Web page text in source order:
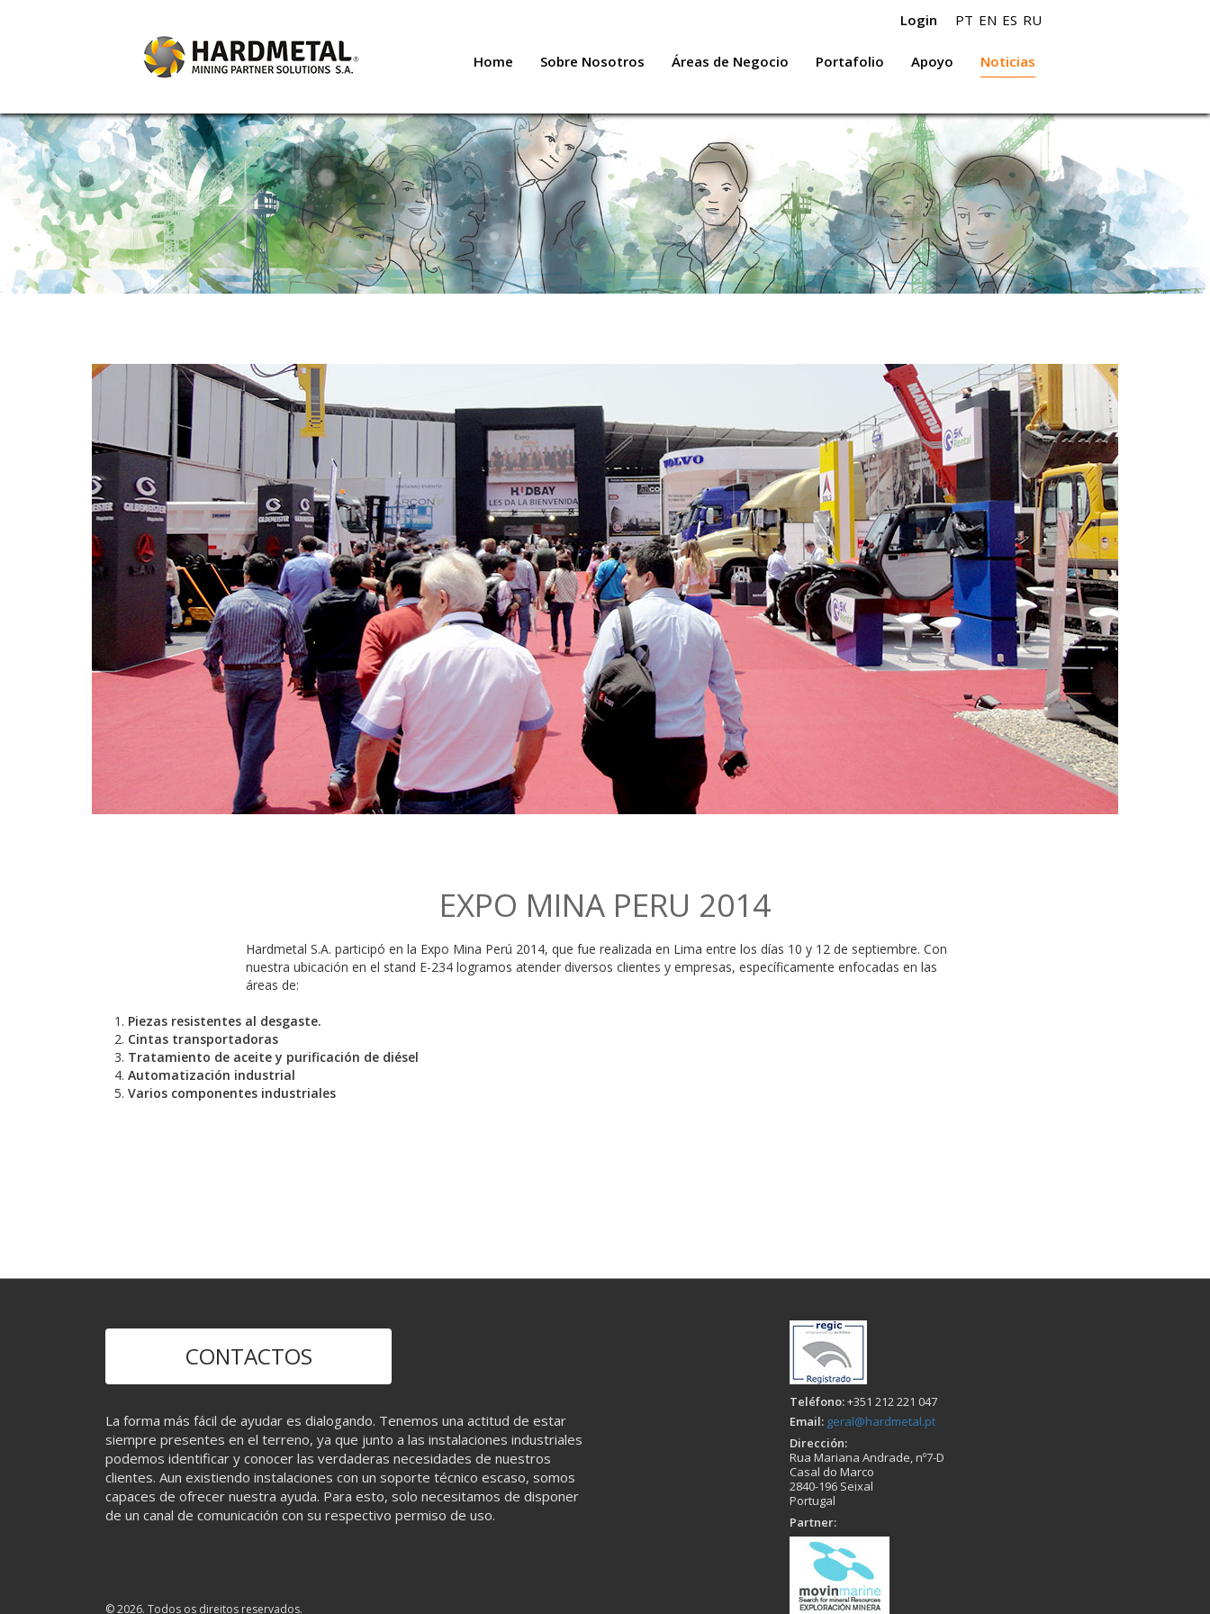
Home Sobre Nosotros Áreas de Negocio Portafolio Apoyo Noticias
Login PT EN ES RU
EXPO MINA PERU 2014
Hardmetal S.A. participó en la Expo Mina Perú 2014, que fue realizada en Lima entre los días 10 y 12 de septiembre. Con
nuestra ubicación en el stand E-234 logramos atender diversos clientes y empresas, específicamente enfocadas en las
áreas de:
Piezas resistentes al desgaste.
Cintas transportadoras
Tratamiento de aceite y purificación de diésel
Automatización industrial
Varios componentes industriales
CONTACTOS
La forma más fácil de ayudar es dialogando. Tenemos una actitud de estar
siempre presentes en el terreno, ya que junto a las instalaciones industriales
podemos identificar y conocer las verdaderas necesidades de nuestros
clientes. Aun existiendo instalaciones con un soporte técnico escaso, somos
capaces de ofrecer nuestra ayuda. Para esto, solo necesitamos de disponer
de un canal de comunicación con su respectivo permiso de uso.
© 2026. Todos os direitos reservados.
Teléfono:+351 212 221 047
Email: geral@hardmetal.pt
Dirección:
Rua Mariana Andrade, nº7-D
Casal do Marco
2840-196 Seixal
Portugal
Partner: